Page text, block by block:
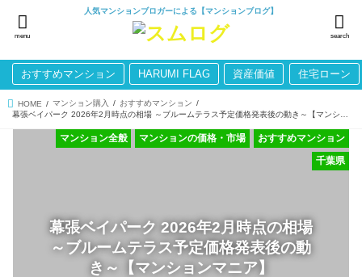
人気マンションブロガーによる【マンションブログ】
search
menu
おすすめマンション HARUMI FLAG 資産価値 住宅ローン
HOME マンション購入
おすすめマンション
幕張ベイパーク 2026年2月時点の相場
～ブルームテラス予定価格発表後の動
き～【マンションマニア】
おすすめマンション
マンションの価格・市場
マンション全般
千葉県